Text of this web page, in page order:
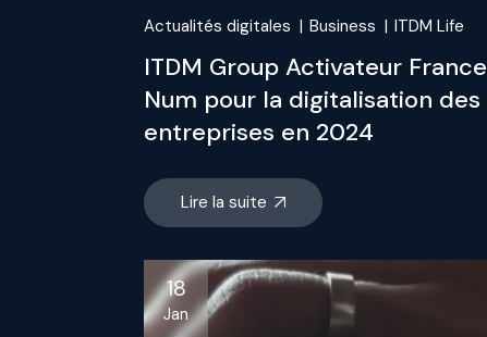
Actualités digitales Business ITDM Life
ITDM Group Activateur France
Num pour la digitalisation des
entreprises en 2024
Lire la suite
18
Jan